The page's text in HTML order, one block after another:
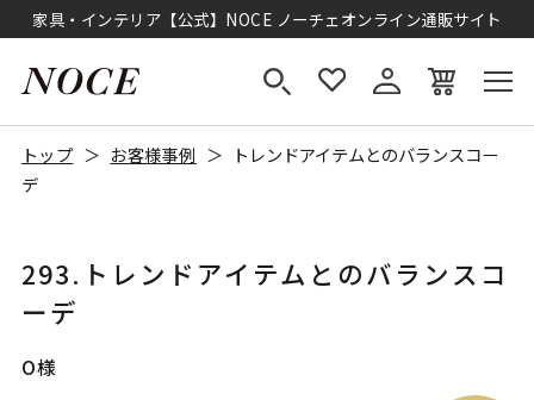
家具・インテリア【公式】NOCE ノーチェオンライン通販サイト
トップ お客様事例
トレンドアイテムとのバランスコー
デ
293.トレンドアイテムとのバランスコ
ーデ
O様